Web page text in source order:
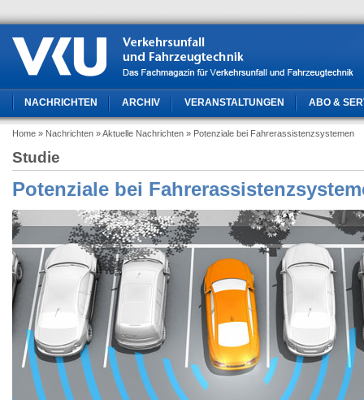
NACHRICHTEN ARCHIV VERANSTALTUNGEN ABO &
Home » Nachrichten » Aktuelle Nachrichten » Potenziale bei Fahrerassistenzsystemen
Studie
Potenziale bei